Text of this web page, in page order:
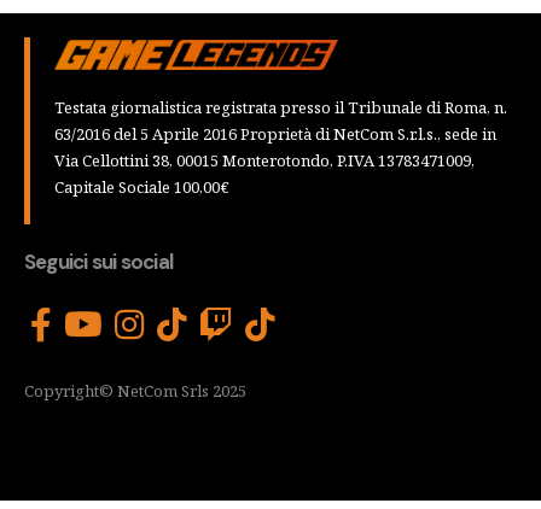
Testata giornalistica registrata presso il Tribunale di Roma, n.
63/2016 del 5 Aprile 2016 Proprietà di NetCom S.r.l.s., sede in
Via Cellottini 38, 00015 Monterotondo, P.IVA 13783471009,
Capitale Sociale 100,00€
Seguici sui social
Copyright© NetCom Srls 2025